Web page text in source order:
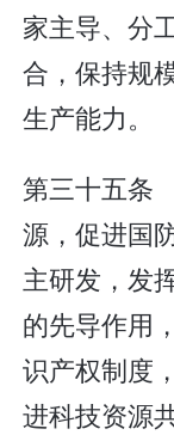
家主导、分
合，保持规
生产能力。
第三十五条
源，促进国
主研发，发
的先导作用
识产权制度
进科技资源